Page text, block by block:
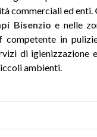
commerciali ed enti.
Bisenzio e nelle
competente in
di igienizzazione
ambienti.